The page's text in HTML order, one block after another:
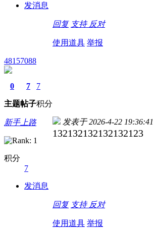
发消息
回复 支持 反对
使用道具 举报
48157088
0
主题
7
帖子
7
积分
新手上路
积分
7
发消息
发表于 2026-4-22 19:36:41
132132132132132123
回复 支持 反对
使用道具 举报